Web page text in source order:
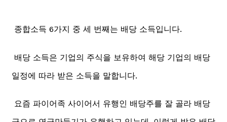
종합소득 6가지 중 세 번째는 배당 소득입니다.
배당 소득은 기업의 주식을 보유하여 해당 기업의 배당
일정에 따라 받은 소득을 말합니다.
요즘 파이어족 사이어서 유행인 배당주를 잘 골라 배당